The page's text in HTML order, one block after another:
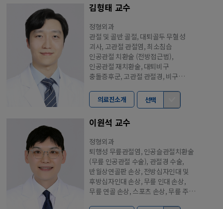
김형태 교수
정형외과
관절 및 골반 골절, 대퇴골두 무혈성
괴사, 고관절 관절염, 최소침습
인공관절 치환술 (전방접근법),
인공관절 재치환술, 대퇴비구
충돌증후군, 고관절 관절경, 비구
의료진소개 선택
이원석 교수
정형외과
퇴행성 무릎관절염, 인공슬관절치환술
(무릎 인공관절 수술), 관절경 수술,
반월상연골판 손상, 전방십자인대 및
후방십자인대 손상, 무릎 인대 손상,
무릎 연골 손상, 스포츠 손상, 무릎 주변